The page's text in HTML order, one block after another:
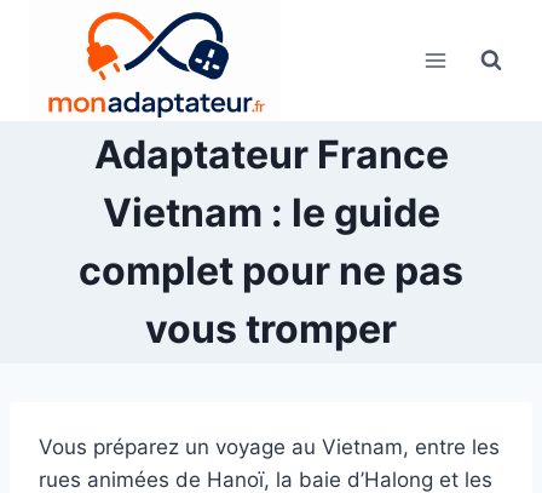
Adaptateur France
Vietnam : le guide
complet pour ne pas
vous tromper
Vous préparez un voyage au Vietnam, entre les
rues animées de Hanoï, la baie d’Halong et les